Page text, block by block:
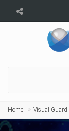
Home Visual Guard